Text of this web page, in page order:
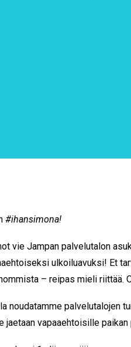
#ihansimona!
vie Jampan palvelutalon
ulkoiluavuksi! Et
– reipas mieli riittää.
noudatamme palvelutalojen
jaetaan vapaaehtoisille